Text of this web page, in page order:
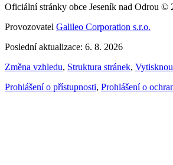
Oficiální stránky obce Jeseník nad Odrou ©
Provozovatel Galileo Corporation s.r.o.
Poslední aktualizace: 6. 8. 2026
Změna vzhledu, Struktura stránek,
Prohlášení o přístupnosti, Prohlášení o